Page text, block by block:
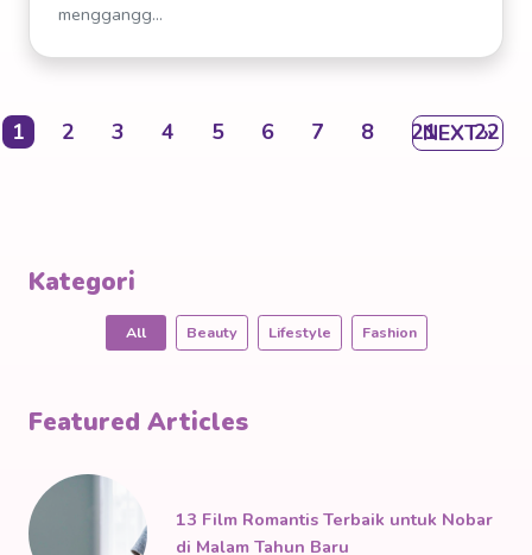
menggangg...
1 2 3 4 5 6 7 8 21 22
NEXT »
Kategori
All Beauty Lifestyle Fashion
Featured Articles
13 Film Romantis Terbaik untuk Nobar
di Malam Tahun Baru